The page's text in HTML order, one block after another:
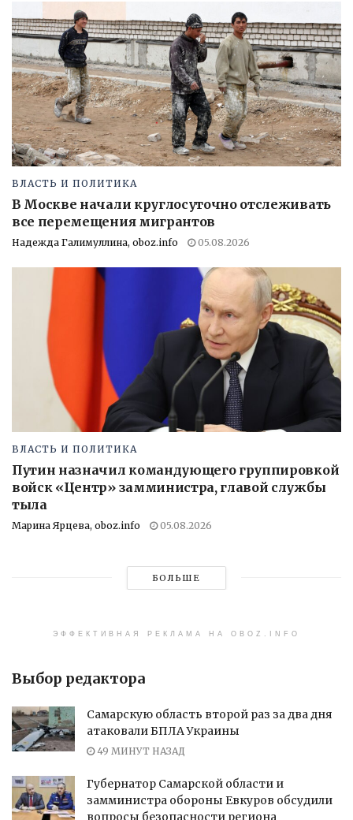
ВЛАСТЬ И ПОЛИТИКА
В Москве начали круглосуточно отслеживать
все перемещения мигрантов
Надежда Галимуллина, oboz.info 05.08.2026
ВЛАСТЬ И ПОЛИТИКА
Путин назначил командующего группировкой
войск «Центр» замминистра, главой службы
тыла
Марина Ярцева, oboz.info 05.08.2026
БОЛЬШЕ
ЭФФЕКТИВНАЯ РЕКЛАМА НА OBOZ.INFO
Выбор редактора
Самарскую область второй раз за два дня
атаковали БПЛА Украины
49 МИНУТ НАЗАД
Губернатор Самарской области и
замминистра обороны Евкуров обсудили
вопросы безопасности региона